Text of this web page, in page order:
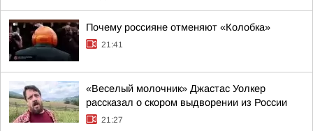
Почему россияне отменяют «Колобка»
21:41
«Веселый молочник» Джастас Уолкер
рассказал о скором выдворении из России
21:27